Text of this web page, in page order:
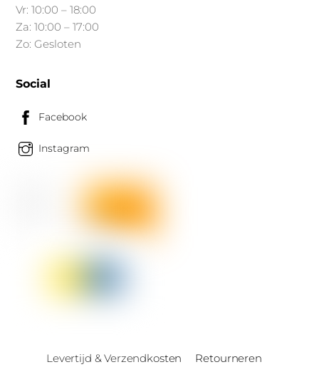
Vr: 10:00 – 18:00
Za: 10:00 – 17:00
Zo: Gesloten
Social
Facebook
Instagram
Levertijd & Verzendkosten Retourneren